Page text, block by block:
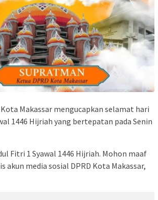
Makassar mengucapkan selamat hari
1446 Hijriah yang bertepatan pada Senin
Fitri 1 Syawal 1446 Hijriah. Mohon maaf
akun media sosial DPRD Kota Makassar,